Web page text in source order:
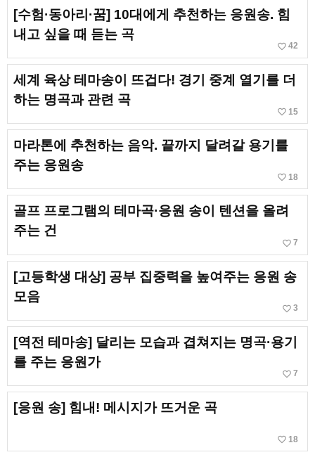
[수험·동아리·꿈] 10대에게 추천하는 응원송. 힘
내고 싶을 때 듣는 곡
favorite_border 42
세계 육상 테마송이 뜨겁다! 경기 중계 열기를 더
하는 명곡과 관련 곡
favorite_border 15
마라톤에 추천하는 음악. 끝까지 달려갈 용기를
주는 응원송
favorite_border 18
골프 프로그램의 테마곡·응원 송이 텐션을 올려
주는 건
favorite_border 7
[고등학생 대상] 공부 집중력을 높여주는 응원 송
모음
favorite_border 3
[역전 테마송] 달리는 모습과 겹쳐지는 명곡·용기
를 주는 응원가
favorite_border 7
[응원 송] 힘내! 메시지가 뜨거운 곡
favorite_border 18